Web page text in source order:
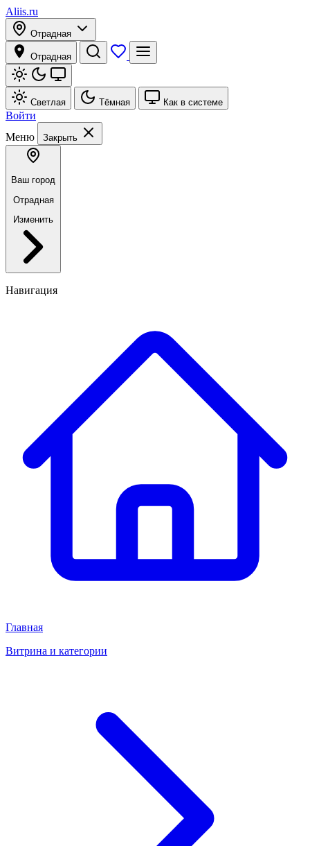
Aliis.ru
Отрадная
Отрадная
Светлая Тёмная Как в системе
Войти
Меню
Закрыть
Ваш город
Отрадная
Изменить
Навигация
Главная
Витрина и категории